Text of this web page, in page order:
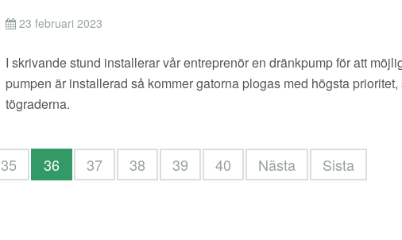
23 februari 2023
I skrivande stund installerar vår entreprenör en dränkpump för att
pumpen är installerad så kommer gatorna plogas med högsta
tögraderna.
35 36 37 38 39 40 Nästa Sista